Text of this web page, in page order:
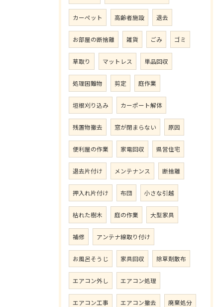
カーペット 高齢者施設 退去
お部屋の断捨離 雑貨 ごみ ゴミ
草取り マットレス 単品回収
処理困難物 剪定 庭作業
垣根刈り込み カーポート解体
残置物撤去 窓が閉まらない 原因
便利屋の作業 家電回収 県営住宅
退去片付け メンテナンス 断捨離
押入れ片付け 布団 小さな引越
枯れた樹木 庭の作業 大型家具
補修 アンテナ線取り付け
お風呂そうじ 家具回収 除草剤散布
エアコン外し エアコン処理
エアコン工事 エアコン撤去 廃棄処分